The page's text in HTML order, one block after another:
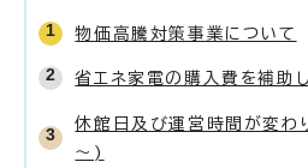
物価高騰対策事業について
省エネ家電の購入費を補助
休館日及び運営時間が変わ
～)